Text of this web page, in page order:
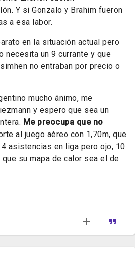
Y si Gonzalo y Brahim fueron
a esa labor.
en la situación actual pero
necesita un 9 currante y que
no entraban por precio o
mucho ánimo, me
y espero que sea un
Me preocupa que no
al juego aéreo con 1,70m, que
asistencias en liga pero ojo, 10
su mapa de calor sea el de